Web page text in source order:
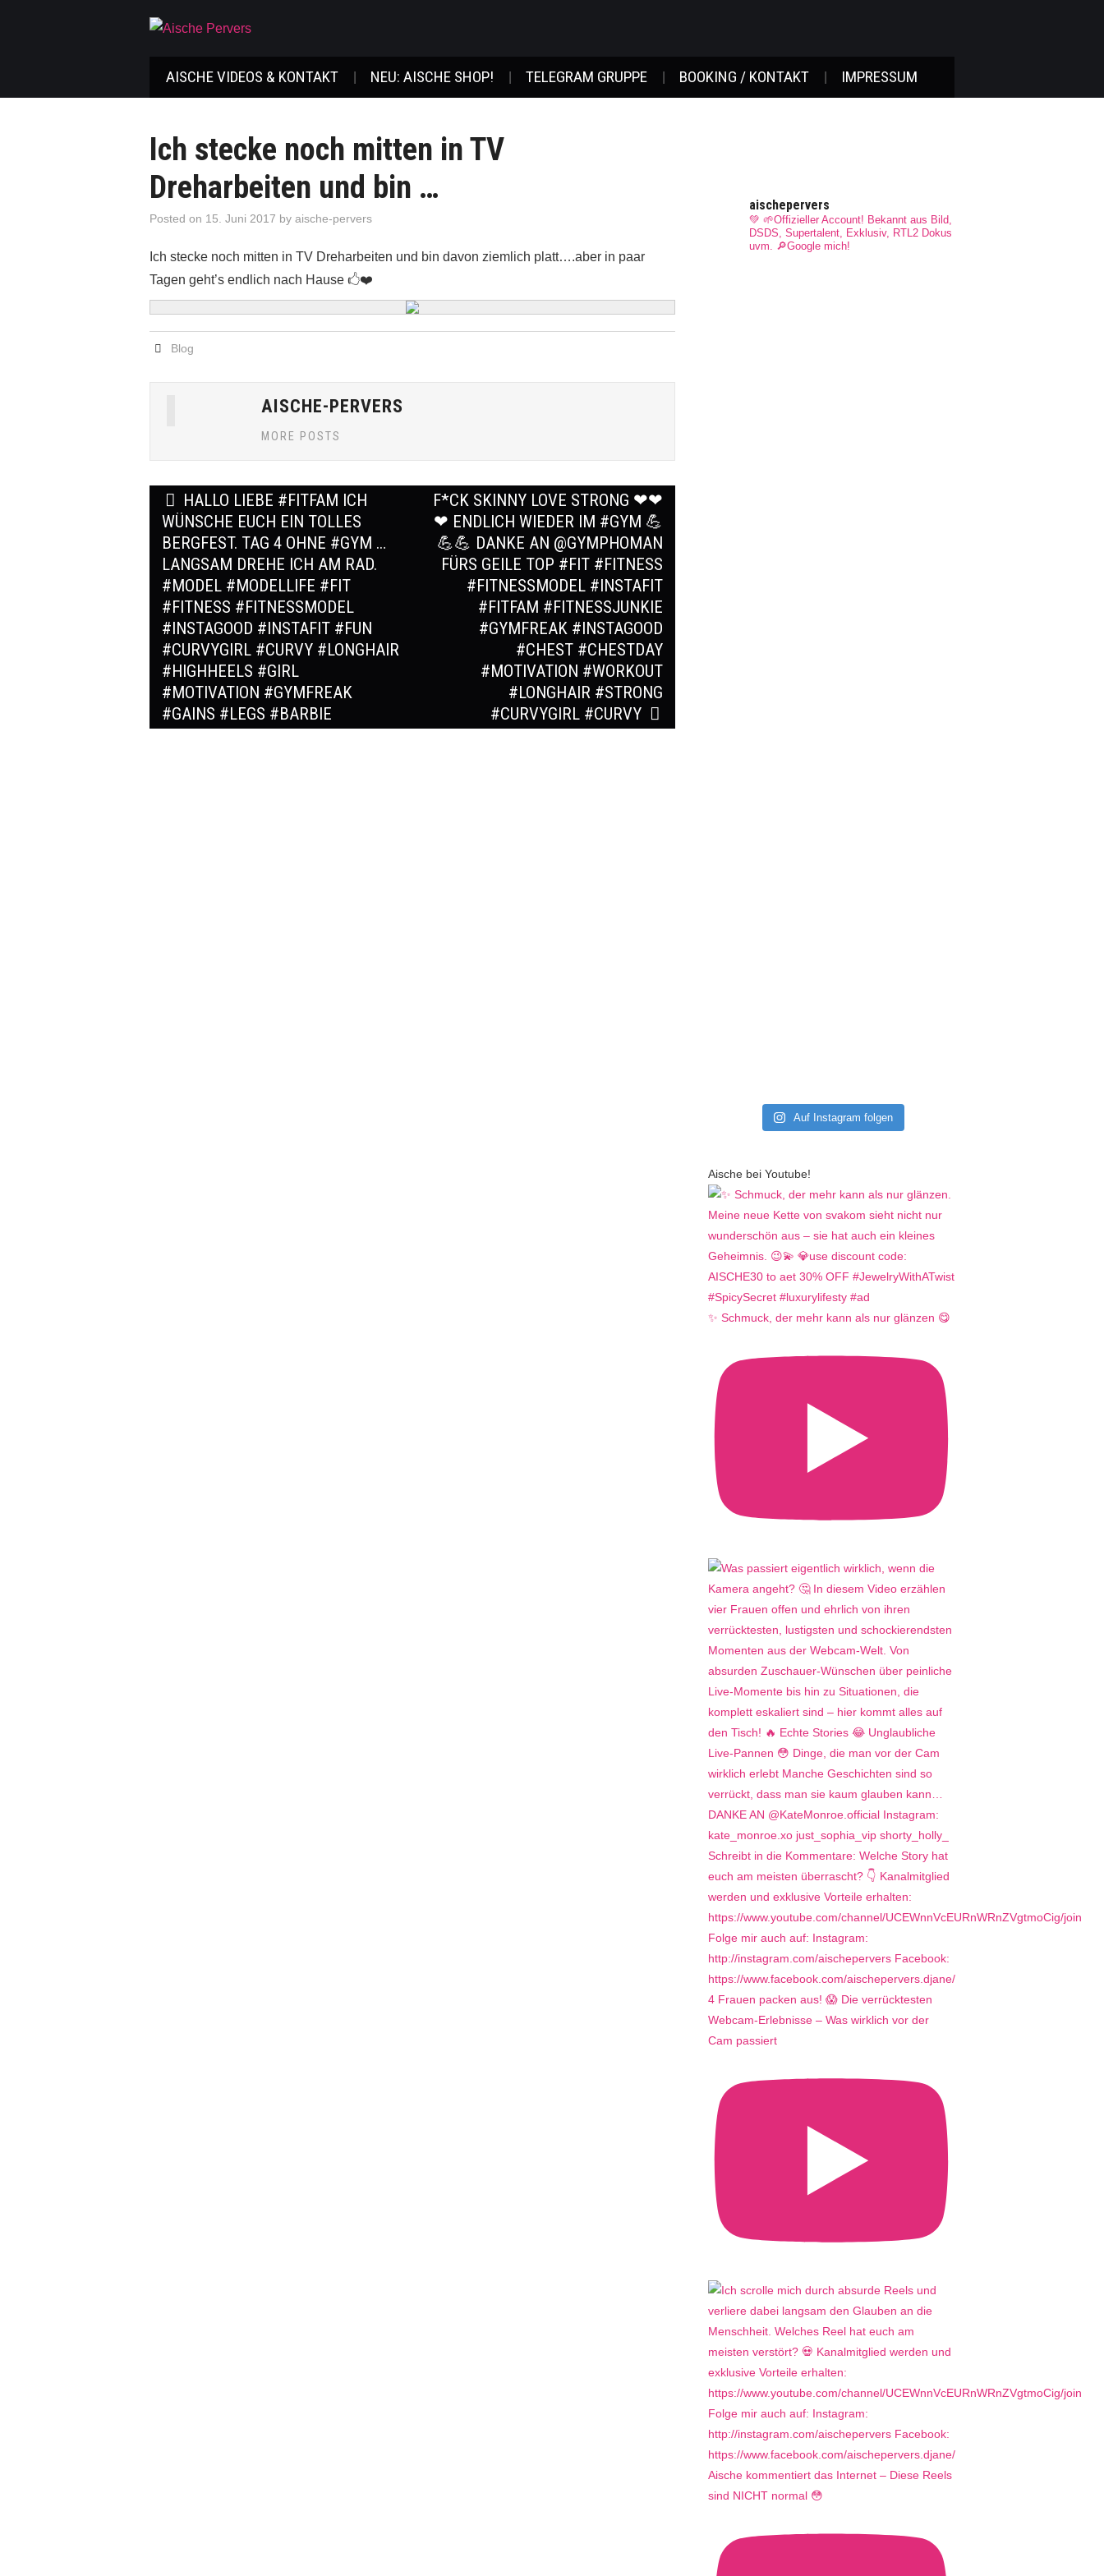
AISCHE VIDEOS & KONTAKT NEU: AISCHE SHOP! TELEGRAM GRUPPE BOOKING / KONTAKT IMPRESSUM
Ich stecke noch mitten in TV
Dreharbeiten und bin …
Posted on 15. Juni 2017 by aische-pervers
Ich stecke noch mitten in TV Dreharbeiten und bin davon ziemlich platt….aber in paar
Tagen geht’s endlich nach Hause 🖒❤
Blog
AISCHE-PERVERS
MORE POSTS
Post
navigation
HALLO LIEBE #FITFAM ICH
WÜNSCHE EUCH EIN TOLLES
BERGFEST. TAG 4 OHNE #GYM …
LANGSAM DREHE ICH AM RAD.
#MODEL #MODELLIFE #FIT
#FITNESS #FITNESSMODEL
#INSTAGOOD #INSTAFIT #FUN
#CURVYGIRL #CURVY #LONGHAIR
#HIGHHEELS #GIRL
#MOTIVATION #GYMFREAK
#GAINS #LEGS #BARBIE
F*CK SKINNY LOVE STRONG ❤❤
❤ ENDLICH WIEDER IM #GYM 💪
💪💪 DANKE AN @GYMPHOMAN
FÜRS GEILE TOP #FIT #FITNESS
#FITNESSMODEL #INSTAFIT
#FITFAM #FITNESSJUNKIE
#GYMFREAK #INSTAGOOD
#CHEST #CHESTDAY
#MOTIVATION #WORKOUT
#LONGHAIR #STRONG
#CURVYGIRL #CURVY
aischepervers
💚 🌱Offizieller Account! Bekannt aus Bild,
DSDS, Supertalent, Exklusiv, RTL2 Dokus
uvm. 🔎Google mich!
Auf Instagram folgen
Aische bei Youtube!
✨ Schmuck, der mehr kann als nur glänzen 😋
4 Frauen packen aus! 😱 Die verrücktesten
Webcam-Erlebnisse – Was wirklich vor der
Cam passiert
Aische kommentiert das Internet – Diese Reels
sind NICHT normal 😳